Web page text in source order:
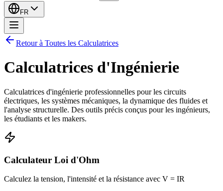
FR
Retour à Toutes les Calculatrices
Calculatrices d'Ingénierie
Calculatrices d'ingénierie professionnelles pour les circuits
électriques, les systèmes mécaniques, la dynamique des fluides et
l'analyse structurelle. Des outils précis conçus pour les ingénieurs,
les étudiants et les makers.
Calculateur Loi d'Ohm
Calculez la tension, l'intensité et la résistance avec V = IR